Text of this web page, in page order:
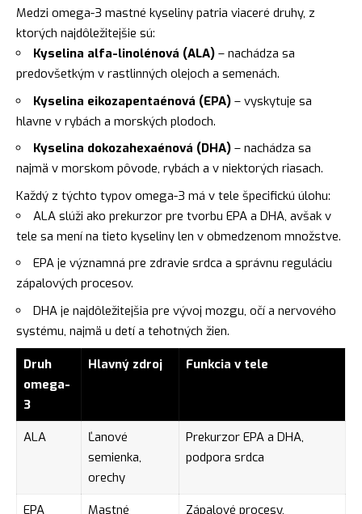
Medzi omega-3 mastné kyseliny patria viaceré druhy, z
ktorých najdôležitejšie sú:
Kyselina alfa-linolénová (ALA) – nachádza sa
predovšetkým v rastlinných olejoch a semenách.
Kyselina eikozapentaénová (EPA) – vyskytuje sa
hlavne v rybách a morských plodoch.
Kyselina dokozahexaénová (DHA) – nachádza sa
najmä v morskom pôvode, rybách a v niektorých riasach.
Každý z týchto typov omega-3 má v tele špecifickú úlohu:
ALA slúži ako prekurzor pre tvorbu EPA a DHA, avšak v
tele sa mení na tieto kyseliny len v obmedzenom množstve.
EPA je významná pre zdravie srdca a správnu reguláciu
zápalových procesov.
DHA je najdôležitejšia pre vývoj mozgu, očí a nervového
systému, najmä u detí a tehotných žien.
Druh
omega-
3
Hlavný zdroj Funkcia v tele
ALA
Ľanové
semienka,
orechy
Prekurzor EPA a DHA,
podpora srdca
EPA Mastné Zápalové procesy,